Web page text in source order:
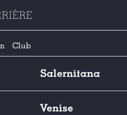
Club
Salernitana
Venise